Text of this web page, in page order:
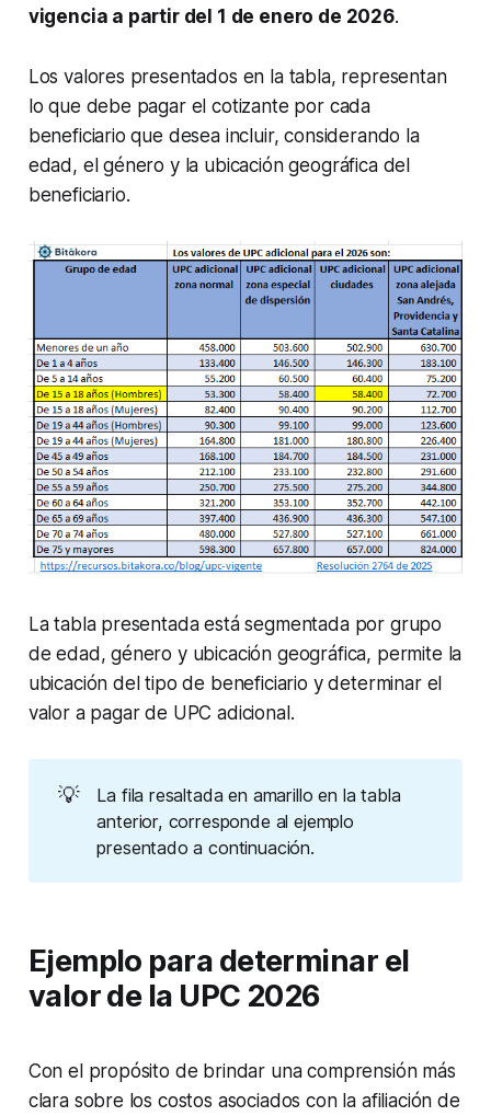
vigencia a partir del 1 de enero de 2026.
Los valores presentados en la tabla, representan
lo que debe pagar el cotizante por cada
beneficiario que desea incluir, considerando la
edad, el género y la ubicación geográfica del
beneficiario.
La tabla presentada está segmentada por grupo
de edad, género y ubicación geográfica, permite la
ubicación del tipo de beneficiario y determinar el
valor a pagar de UPC adicional.
💡
La fila resaltada en amarillo en la tabla
anterior, corresponde al ejemplo
presentado a continuación.
Ejemplo para determinar el
valor de la UPC 2026
Con el propósito de brindar una comprensión más
clara sobre los costos asociados con la afiliación de